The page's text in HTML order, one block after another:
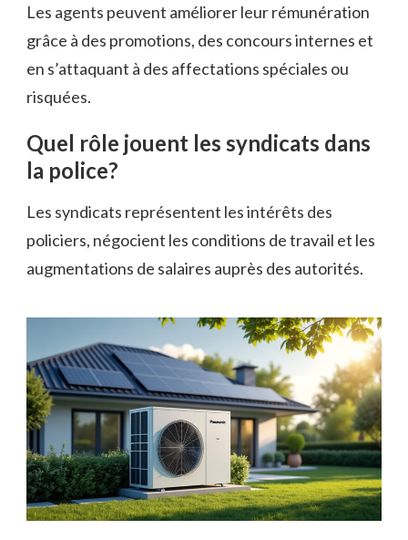
Les agents peuvent améliorer leur rémunération
grâce à des promotions, des concours internes et
en s’attaquant à des affectations spéciales ou
risquées.
Quel rôle jouent les syndicats dans
la police?
Les syndicats représentent les intérêts des
policiers, négocient les conditions de travail et les
augmentations de salaires auprès des autorités.